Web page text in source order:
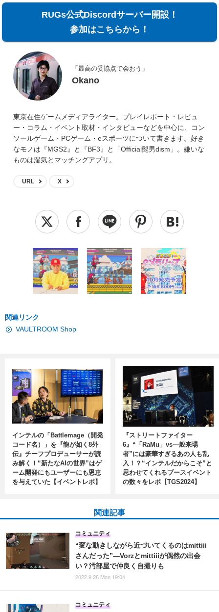
RUGs公式Discordサーバー開設！
参加はこちらから！
「最高の妥協点で会おう」
Okano
東京在住ゲームメディアライター。プレイレポート・レビュ
ー・コラム・イベント取材・インタビューなどを中心に、コン
ソールゲーム・PCゲーム・eスポーツについて書きます。好き
なモノは『MGS2』と『BF3』と「Official髭男dism」。嫌いな
ものは湿気とマッチングアプリ。
URL X
関連リンク
VAULTROOM Shop
インテルの「Battlemage（開発
コード名）」を『龍が如く8外
伝』チーフプロデューサーが読
み解く！“新たなAIの世界”はゲ
ーム開発にもユーザーにも恩恵
を与えていた【イベントレポ】
『ストリートファイター
6』“「RaMu」vs一般来場
者”には豪華すぎるあの人も乱
入！？“インテルだからこそ”と
思わせてくれるブースイベント
の数々をレポ【TGS2024】
関連記事
“変な動きしながら近づいてくるのはmittiii
さんだった”―Vorzとmittiiiが偶然の出会
い？汚部屋で仲良く自撮りも
コミュニティ
2022.9.26 Mon 19:04
コミュニティ